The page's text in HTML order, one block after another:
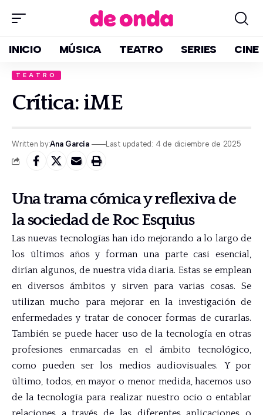
INICIO MÚSICA TEATRO SERIES CINE
TEATRO
Crítica: iME
Written by:Ana García Last updated: 4 de diciembre de 2025
Una trama cómica y reflexiva de
la sociedad de Roc Esquius
Las nuevas tecnologías han ido mejorando a lo largo de
los últimos años y forman una parte casi esencial,
dirían algunos, de nuestra vida diaria. Estas se emplean
en diversos ámbitos y sirven para varias cosas. Se
utilizan mucho para mejorar en la investigación de
enfermedades y tratar de conocer formas de curarlas.
También se puede hacer uso de la tecnología en otras
profesiones enmarcadas en el ámbito tecnológico,
como pueden ser los medios audiovisuales. Y por
último, todos, en mayor o menor medida, hacemos uso
de la tecnología para realizar nuestro ocio o entablar